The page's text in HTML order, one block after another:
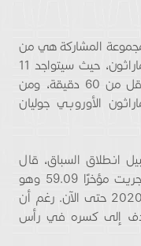
المشاركة هي من
بين الأفضل حتى الآن في سباق نصف ماراثون، حيث سيتواجد 11
عدّاءً سجّل كل منهم زمناً شخصياً بلغ أقل من 60 دقيقة، ومن
الأوروبي جوليان
انطلاق السباق، قال
الكسندر موتيسو مونياو: ” يسرني أن جريت مؤخرًا 59.09 وهو
أسرع وقت لسباق نصف ماراثون لعام 2020 حتى الآن. رغم أن
إلى كسره في رأس